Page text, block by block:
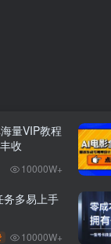
量VIP教程
收
10000W+
务多易上手
10000W+